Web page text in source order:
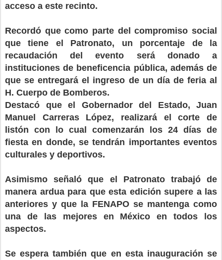
acceso a este recinto.
Recordó que como parte del compromiso social
que tiene el Patronato, un porcentaje de la
recaudación del evento será donado a
instituciones de beneficencia pública, además de
que se entregará el ingreso de un día de feria al
H. Cuerpo de Bomberos.
Destacó que el Gobernador del Estado, Juan
Manuel Carreras López, realizará el corte de
listón con lo cual comenzarán los 24 días de
fiesta en donde, se tendrán importantes eventos
culturales y deportivos.
Asimismo señaló que el Patronato trabajó de
manera ardua para que esta edición supere a las
anteriores y que la FENAPO se mantenga como
una de las mejores en México en todos los
aspectos.
Se espera también que en esta inauguración se